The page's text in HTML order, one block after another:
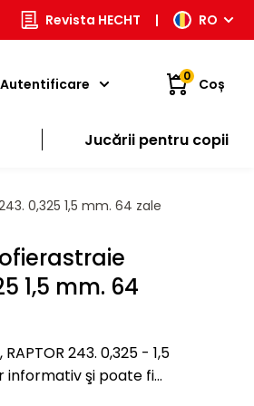
Revista HECHT | RO
Autentificare 0 Coș
Jucării pentru copii
0,325 1,5 mm. 64 zale
1,5 mm. 64
243. 0,325 - 1,5